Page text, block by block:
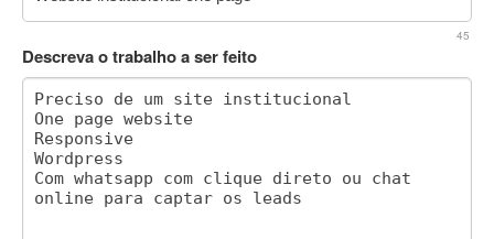
45
Descreva o trabalho a ser feito